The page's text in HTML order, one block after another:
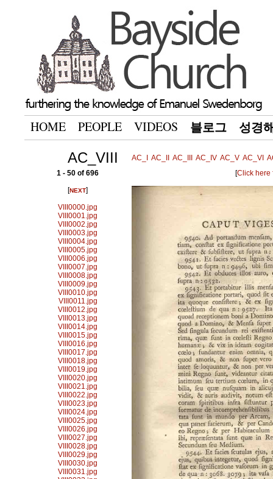
HOME PEOPLE VIDEOS 블로그 성경
AC_VIII AC_I AC_II AC_III AC_IV AC_V AC_VI
1 - 50 of 696
[NEXT]
VIII0000.jpg
VIII0001.jpg
VIII0002.jpg
VIII0003.jpg
VIII0004.jpg
VIII0005.jpg
VIII0006.jpg
VIII0007.jpg
VIII0008.jpg
VIII0009.jpg
VIII0010.jpg
VIII0011.jpg
VIII0012.jpg
VIII0013.jpg
VIII0014.jpg
VIII0015.jpg
VIII0016.jpg
VIII0017.jpg
VIII0018.jpg
VIII0019.jpg
VIII0020.jpg
VIII0021.jpg
VIII0022.jpg
VIII0023.jpg
VIII0024.jpg
VIII0025.jpg
VIII0026.jpg
VIII0027.jpg
VIII0028.jpg
VIII0029.jpg
VIII0030.jpg
VIII0031.jpg
[Click here